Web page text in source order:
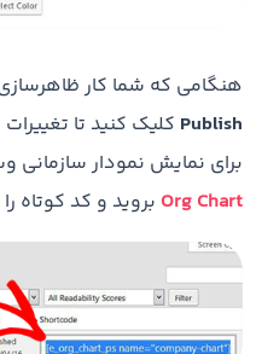
هنگامی که شما کار
Publish کلیک کنید تا
برای نمایش نمودار سازمانی
Org Chart بروید و کد کوتاه